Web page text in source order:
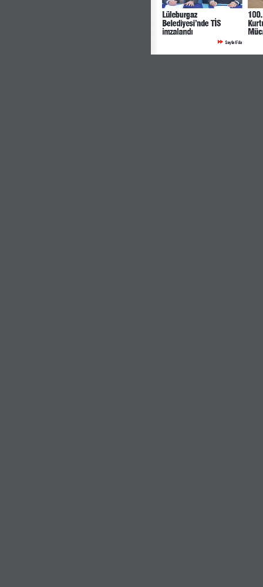
Sayfa 6’da
Lüleburgaz
Belediyesi’nde TİS
imzalandı